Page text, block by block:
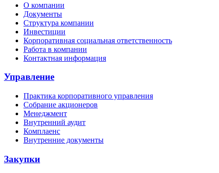
О компании
Документы
Структура компании
Инвестиции
Корпоративная социальная ответственность
Работа в компании
Контактная информация
Управление
Практика корпоративного управления
Собрание акционеров
Менеджмент
Внутренний аудит
Комплаенс
Внутренние документы
Закупки